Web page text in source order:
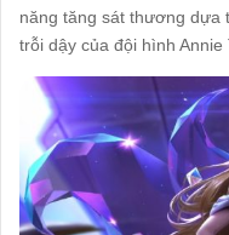
năng tăng sát thương dựa
trỗi dậy của đội hình Annie